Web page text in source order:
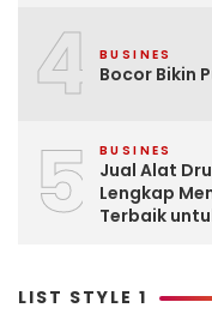
4
BUSINES
Bocor Bikin
5 BUSINES
Jual Alat
Lengkap
Terbaik
LIST STYLE 1